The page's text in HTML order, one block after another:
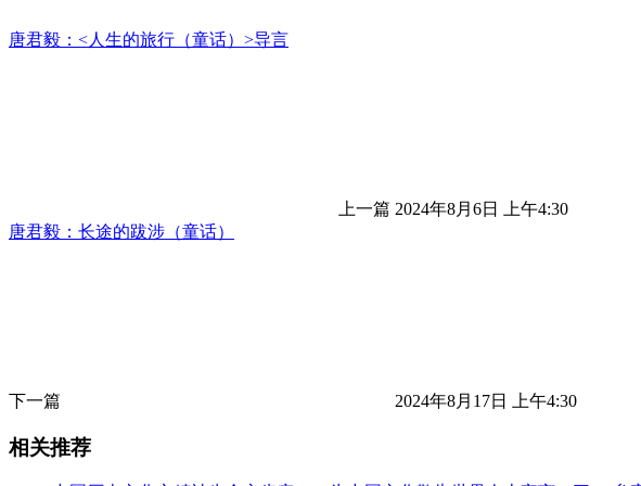
唐君毅：<人生的旅行（童话）>导言
上一篇 2024年8月6日 上午4:30
唐君毅：长途的跋涉（童话）
下一篇 2024年8月17日 上午4:30
相关推荐